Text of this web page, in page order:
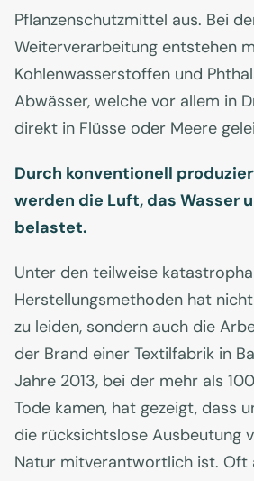
Pflanzenschutzmittel aus. Bei
Weiterverarbeitung entstehen
Kohlenwasserstoffen und
Abwässer, welche vor allem in
direkt in Flüsse oder Meere
Durch konventionell
werden die Luft, das Wasser
belastet.
Unter den teilweise
Herstellungsmethoden hat
zu leiden, sondern auch die
der Brand einer Textilfabrik in
Jahre 2013, bei der mehr als
Tode kamen, hat gezeigt, dass
die rücksichtslose Ausbeutung
Natur mitverantwortlich ist. Oft